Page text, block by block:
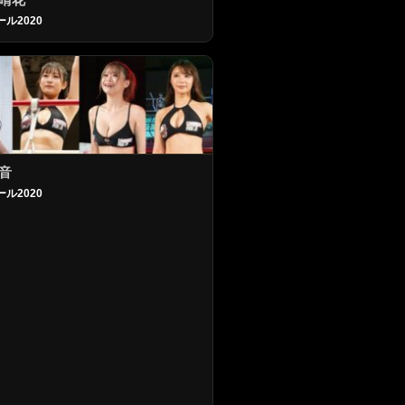
ル2020
ル2020